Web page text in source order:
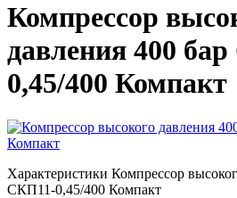
Компрессор
давления 400
0,45/400 Компакт
Характеристики Компрессор
СКП11-0,45/400 Компакт